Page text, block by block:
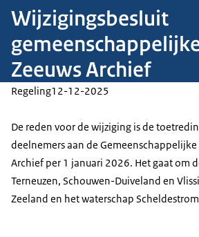
Wijzigingsbesluit
Zeeuws Archief
Regeling12-12-2025
De reden voor de wijziging is de
deelnemers aan de Gemeenschappelijke
Archief per 1 januari 2026. Het gaat om
Terneuzen, Schouwen-Duiveland en
Zeeland en het waterschap